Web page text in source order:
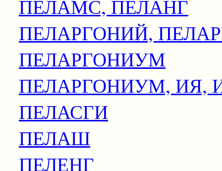
ПЕЛАМС, ПЕЛАНГ
ПЕЛАРГОНИЙ,
ПЕЛАРГОНИУМ
ПЕЛАРГОНИУМ, ИЯ,
ПЕЛАСГИ
ПЕЛАШ
ПЕЛЕНГ